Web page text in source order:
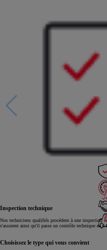
Inspection technique
Nos techniciens qualifiés procèdent à une inspection
s'assurent ainsi qu'il passe un contrôle technique en
Choisissez le type qui vous convient